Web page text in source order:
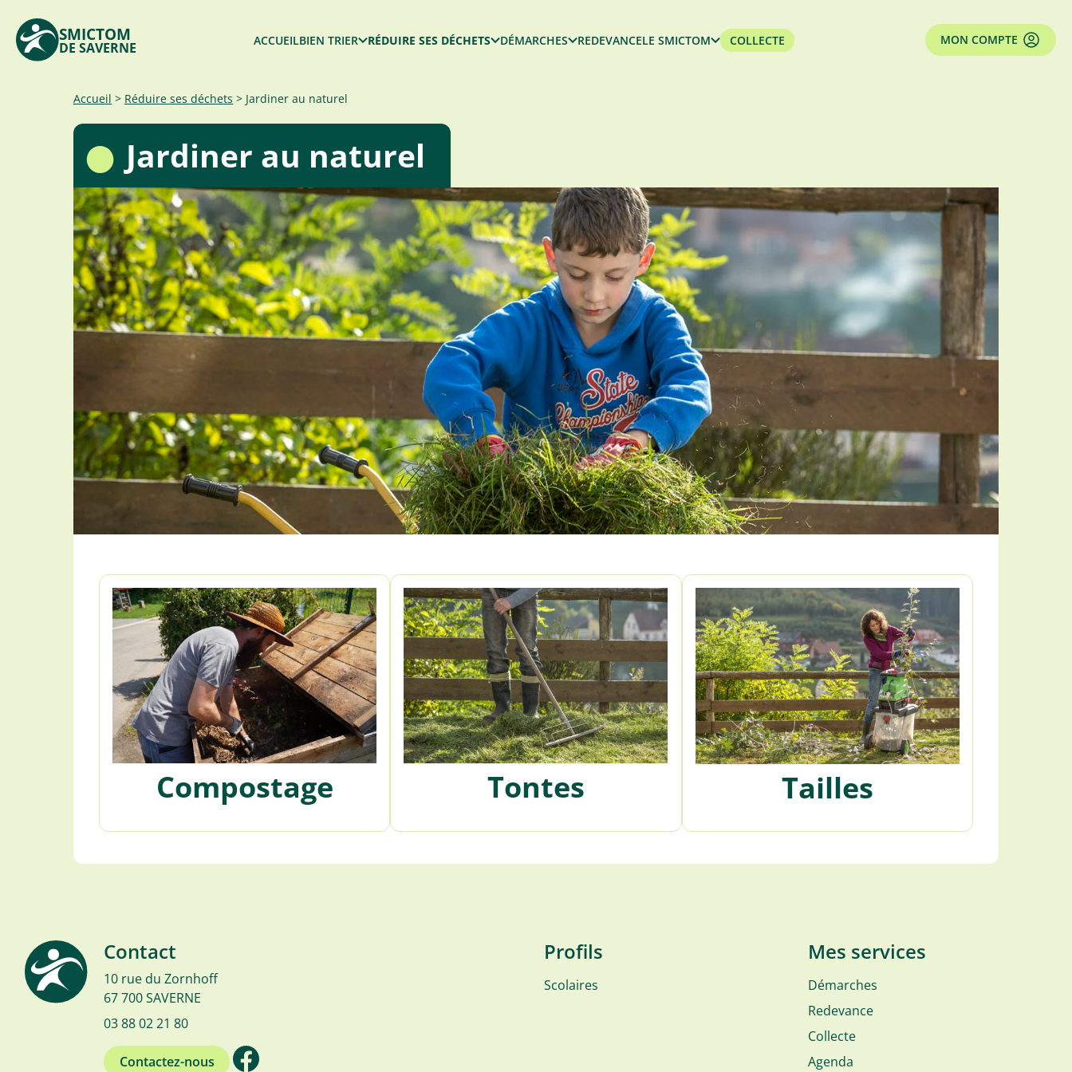
SMICTOM
DE SAVERNE ACCUEILBIEN TRIER RÉDUIRE SES DÉCHETS DÉMARCHES REDEVANCELE SMICTOM COLLECTE MON COMPTE
Accueil > Réduire ses déchets > Jardiner au naturel
Jardiner au naturel
Compostage Tontes Tailles
Contact
10 rue du Zornhoff
67 700 SAVERNE
03 88 02 21 80
Contactez-nous
Profils
Scolaires
Mes services
Démarches
Redevance
Collecte
Agenda